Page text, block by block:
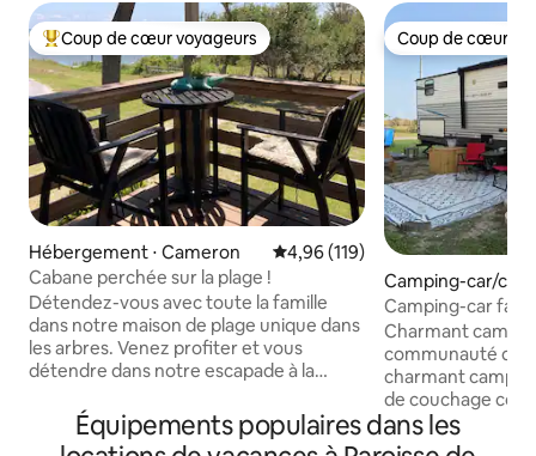
Coups de cœur voyageurs les plus appréciés
Coup de cœur voyageurs
Hébergement ⋅ Cameron Évaluation moyenne sur la
4,96 (119)
Cabane perchée sur la plage !
Détendez-vous avec toute la famille
dans notre maison de plage unique dans
les arbres. Venez profiter et vous
détendre dans notre escapade à la
parfaite pour une famille de 4 personnes
ou une mère de famille uniquement
Coup de cœur
Coup de cœur
Camping-car/
n
Camping-car
dans la
Charmant
communauté de
charmant
de couchage
lit queen et
de taille normale.
Équipements populaires dans les